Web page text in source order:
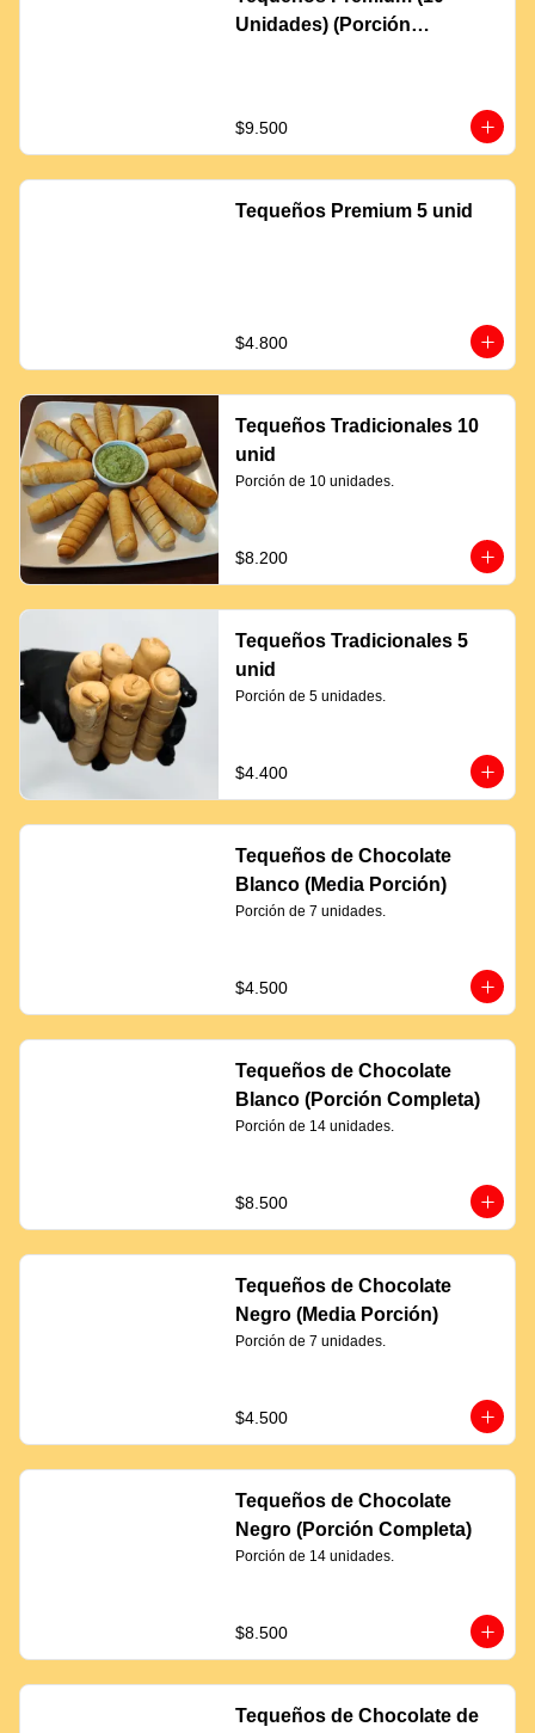
Unidades) (Porción
$9.500
Tequeños Premium 5 unid
$4.800
Tequeños Tradicionales 10
unid
Porción de 10 unidades.
$8.200
Tequeños Tradicionales 5
unid
Porción de 5 unidades.
$4.400
Tequeños de Chocolate
Blanco (Media Porción)
Porción de 7 unidades.
$4.500
Tequeños de Chocolate
Blanco (Porción Completa)
Porción de 14 unidades.
$8.500
Tequeños de Chocolate
Negro (Media Porción)
Porción de 7 unidades.
$4.500
Tequeños de Chocolate
Negro (Porción Completa)
Porción de 14 unidades.
$8.500
Tequeños de Chocolate de